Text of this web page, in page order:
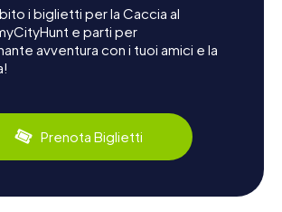
i biglietti per la Caccia al
e parti per
avventura con i tuoi amici e la
Prenota Biglietti